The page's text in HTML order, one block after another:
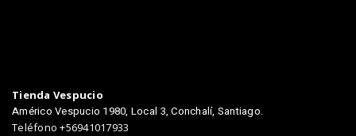
Tienda Vespucio
Américo Vespucio 1980, Local 3, Conchalí, Santiago.
Teléfono +56941017933